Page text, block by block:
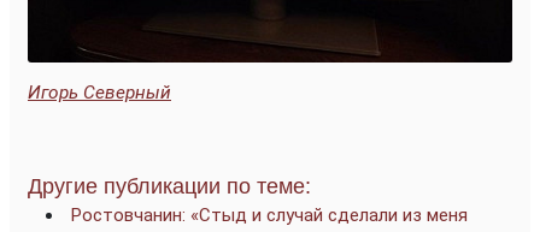
Игорь Северный
Другие публикации по теме:
Ростовчанин: «Стыд и случай сделали из меня